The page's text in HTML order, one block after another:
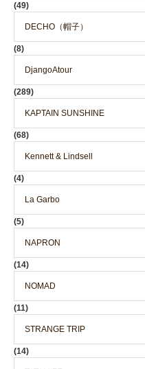
(49)
DECHO（帽子）
(8)
DjangoAtour
(289)
KAPTAIN SUNSHINE
(68)
Kennett & Lindsell
(4)
La Garbo
(5)
NAPRON
(14)
NOMAD
(11)
STRANGE TRIP
(14)